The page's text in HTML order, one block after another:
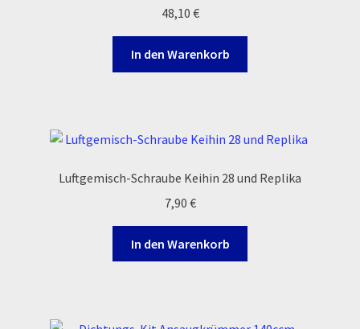
48,10 €
In den Warenkorb
Luftgemisch-Schraube Keihin 28 und Replika
7,90 €
In den Warenkorb